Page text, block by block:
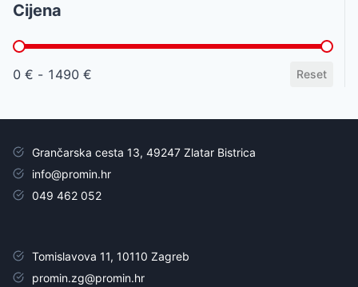
Cijena
Cijena
0 € - 1490 € Reset
Grančarska cesta 13, 49247 Zlatar Bistrica
info@promin.hr
049 462 052
Tomislavova 11, 10110 Zagreb
promin.zg@promin.hr